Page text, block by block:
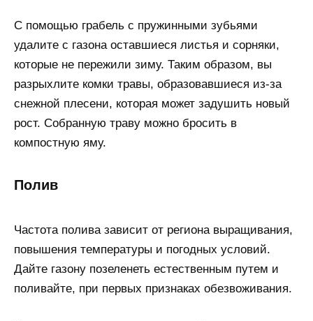
С помощью грабель с пружинными зубьями
удалите с газона оставшиеся листья и сорняки,
которые не пережили зиму. Таким образом, вы
разрыхлите комки травы, образовавшиеся из-за
снежной плесени, которая может задушить новый
рост. Собранную траву можно бросить в
компостную яму.
Полив
Частота полива зависит от региона выращивания,
повышения температуры и погодных условий.
Дайте газону позеленеть естественным путем и
поливайте, при первых признаках обезвоживания.